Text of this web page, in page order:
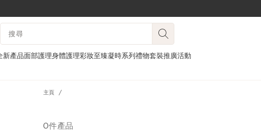
跳至內容
搜尋內容說明
新產品面部護理身體護理彩妝至臻凝時系列禮物套裝推廣活動
主頁
0件產品